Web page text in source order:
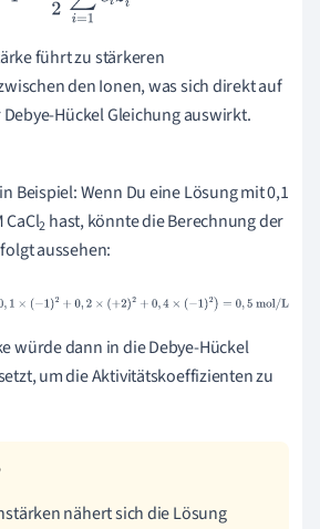
führt zu stärkeren
den Ionen, was sich direkt auf
Hückel Gleichung auswirkt.
Beispiel: Wenn Du eine Lösung mit 0,1
CaCl2 hast, könnte die Berechnung der
aussehen:
1 × (−1)2+0, 2×(+2)2+0, 4×( −1)2)=0,5 mol/
würde dann in die Debye-Hückel
um die Aktivitätskoeffizienten zu
nähert sich die Lösung